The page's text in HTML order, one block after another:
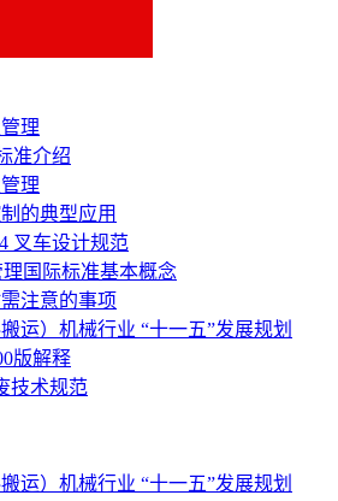
理
准介绍
理
的典型应用
叉车设计规范
理国际标准基本概念
注意的事项
运）机械行业 “十一五”发展规划
版解释
技术规范
运）机械行业 “十一五”发展规划